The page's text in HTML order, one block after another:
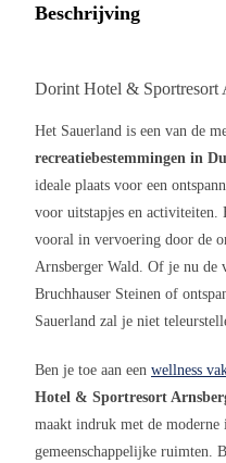
Beschrijving
Dorint Hotel & Sportresort
Het Sauerland is een van de
recreatiebestemmingen in
ideale plaats voor een
voor uitstapjes en activiteiten.
vooral in vervoering door de
Arnsberger Wald. Of je nu de
Bruchhauser Steinen of
Sauerland zal je niet
Ben je toe aan een wellness
Hotel & Sportresort
maakt indruk met de moderne
gemeenschappelijke ruimten.